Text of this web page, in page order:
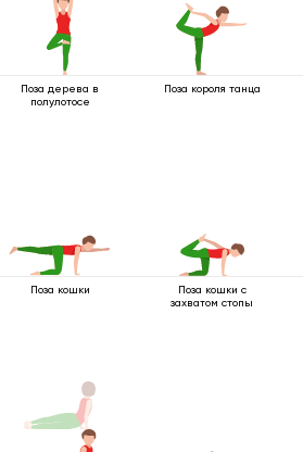
Поза дерева в
полулотосе
Поза короля танца
Поза кошки
Поза кошки с
захватом стопы